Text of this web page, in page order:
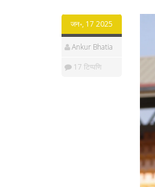
जन॰, 17 2025
Ankur Bhatia
17 टिप्पणि